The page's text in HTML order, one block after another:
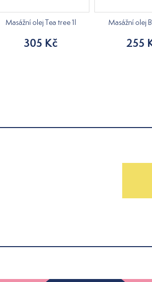
Masážní olej Tea tree 1l
305 Kč
Masážní olej
255